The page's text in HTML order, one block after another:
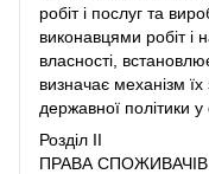
робіт і послуг та
виконавцями робіт і
власності,
визначає механізм їх
державної політики
Розділ II
ПРАВА СПОЖИВАЧІВ